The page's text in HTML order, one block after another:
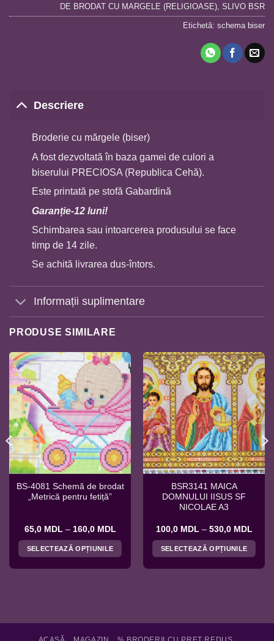
DE BRODAT CU MARGELE (RELIGIOASE), SLIVO BSR
Etichetă: schema biser
Descriere
Broderie cu mărgele (biser)
A fost dezvoltată în baza gamei de culori a
biserului PRECIOSA (Republica Cehă).
Este printată pe stofă Gabardină
Garanție-12 luni!
Schimbarea sau intoarcerea produsului se face
timp de 14 zile.
Se achită livrarea dus-întors.
Informații suplimentare
PRODUSE SIMILARE
BS-4081 Schemă de brodat
„Metrică pentru fetiță”
65,0 MDL – 160,0 MDL
prețuri:
la
SELECTEAZĂ OPȚIUNILE
BSR3141 MAICA
DOMNULUI IISUS SF
NICOLAE A3
100,0 MDL – 530,0 MDL
la
SELECTEAZĂ OPȚIUNILE